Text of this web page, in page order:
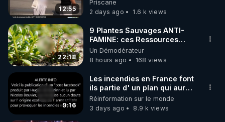
12:55
Priscane
2 days ago
1.6 k views
22:18
9 Plantes Sauvages ANTI-
FAMINE: ces Ressources
JARDIN&des Haies
Un Démodérateur
8 hours ago
168 views
9:16
Les incendies en France font
ils partie d' un plan qui aurait
débuté le 11 septembre 2001
?
Réinformation sur le monde
3 days ago
8.9 k views